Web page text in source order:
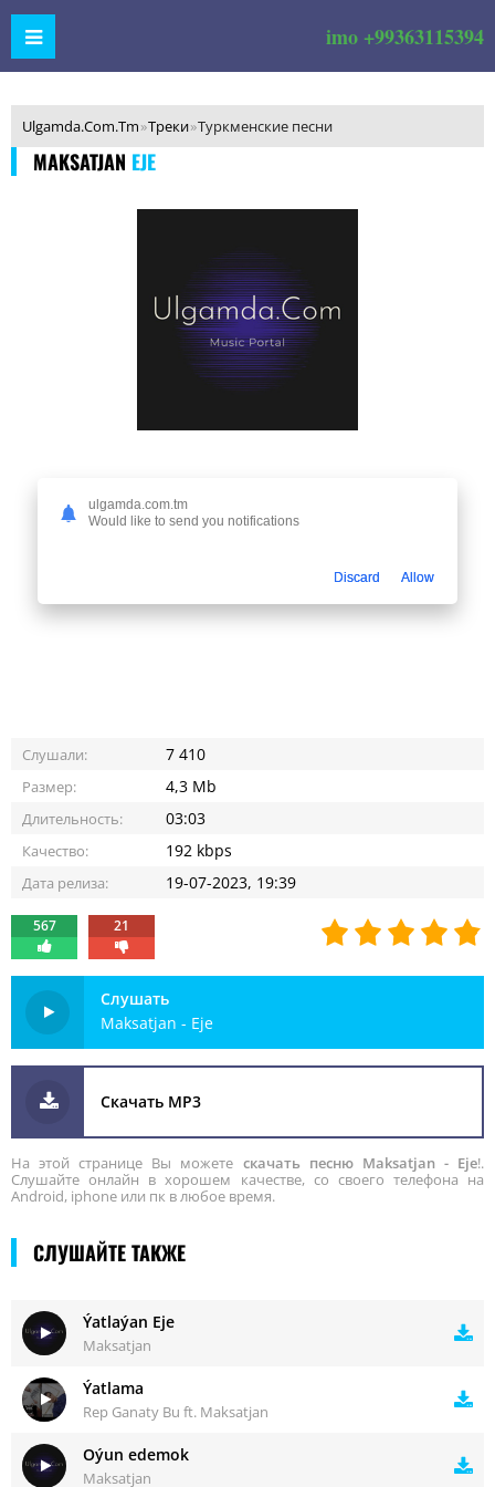
imo +99363115394
Ulgamda.Com.Tm»Треки»Туркменские песни
MAKSATJAN EJE
Слушали: 7 410
Размер: 4,3 Mb
Длительность: 03:03
Качество: 192 kbps
Дата релиза: 19-07-2023, 19:39
567 21
Слушать
Maksatjan - Eje
Скачать MP3
На этой странице Вы можете скачать песню Maksatjan - Eje!.
Слушайте онлайн в хорошем качестве, со своего телефона на
Android, iphone или пк в любое время.
СЛУШАЙТЕ ТАКЖЕ
Ýatlaýan Eje
Maksatjan
Ýatlama
Rep Ganaty Bu ft. Maksatjan
Oýun edemok
Maksatjan
ulgamda.com.tm
Would like to send you notifications
Discard Allow